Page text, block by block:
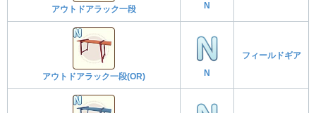
アウトドアラック一段 N
アウトドアラック一段(OR) N
フィールドギア